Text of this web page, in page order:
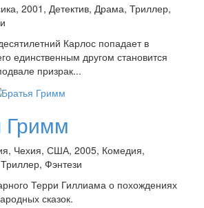
2001, Детектив, Драма, Триллер,
Карлос попадает в
единственным другом становится
призрак...
Гримм
Чехия, США, 2005, Комедия,
Фэнтези
Терри Гиллиама о похождениях
сказок.